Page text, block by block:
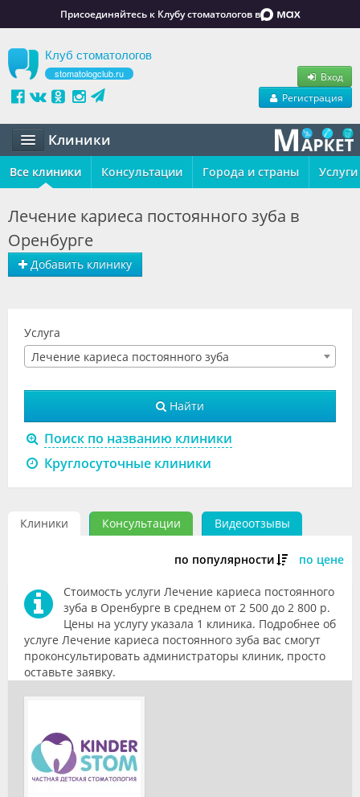
Присоединяйтесь к Клубу стоматологов в
Клуб стоматологов
stomatologclub.ru
Вход
Регистрация
Клиники
Статьи
Обучение
Вакансии
Объявления
Клиники
Специалисты
Все клиники Консультации Города и страны Услуги
Добавить клинику
Лечение кариеса постоянного зуба в
Оренбурге
Услуга
Лечение кариеса постоянного зуба
Найти
Поиск по названию клиники
Круглосуточные клиники
Клиники Консультации Видеоотзывы
по популярности по цене
Стоимость услуги Лечение кариеса постоянного
зуба в Оренбурге в среднем от 2 500 до 2 800 р.
Цены на услугу указала 1 клиника. Подробнее об
услуге Лечение кариеса постоянного зуба вас смогут
проконсультировать администраторы клиник, просто
оставьте заявку.